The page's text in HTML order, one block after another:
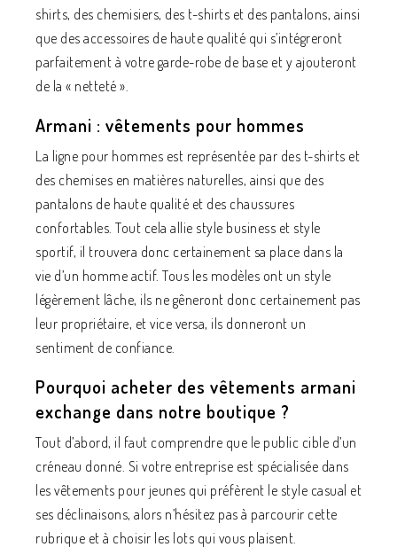
shirts, des chemisiers, des t-shirts et des pantalons, ainsi
que des accessoires de haute qualité qui s’intégreront
parfaitement à votre garde-robe de base et y ajouteront
de la « netteté ».
Armani : vêtements pour hommes
La ligne pour hommes est représentée par des t-shirts et
des chemises en matières naturelles, ainsi que des
pantalons de haute qualité et des chaussures
confortables. Tout cela allie style business et style
sportif, il trouvera donc certainement sa place dans la
vie d’un homme actif. Tous les modèles ont un style
légèrement lâche, ils ne gêneront donc certainement pas
leur propriétaire, et vice versa, ils donneront un
sentiment de confiance.
Pourquoi acheter des vêtements armani
exchange dans notre boutique ?
Tout d’abord, il faut comprendre que le public cible d’un
créneau donné. Si votre entreprise est spécialisée dans
les vêtements pour jeunes qui préfèrent le style casual et
ses déclinaisons, alors n’hésitez pas à parcourir cette
rubrique et à choisir les lots qui vous plaisent.